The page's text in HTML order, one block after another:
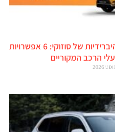
הוצג הסדר פשרה בפרשת ההיברידיות של סוזוקי: 6 אפשרויות
הרכב המקוריים